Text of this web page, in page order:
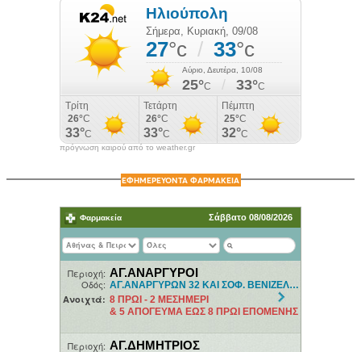
πρόγνωση καιρού από το weather.gr
ΕΦΗΜΕΡΕΥΟΝΤΑ ΦΑΡΜΑΚΕΙΑ